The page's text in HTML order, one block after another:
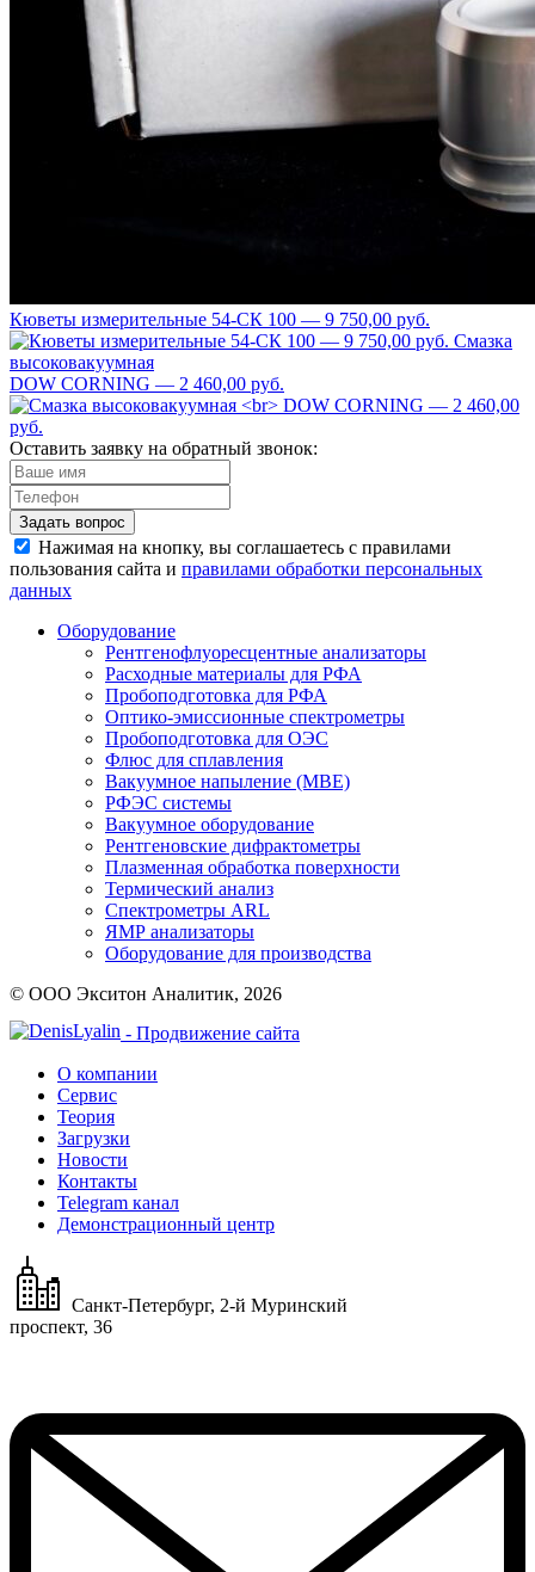
Кюветы измерительные 54-СК 100 — 9 750,00 руб.
Смазка
высоковакуумная
DOW CORNING — 2 460,00 руб.
Оставить заявку на обратный звонок:
Задать вопрос
Нажимая на кнопку, вы соглашаетесь с правилами
пользования сайта и правилами обработки персональных
данных
Оборудование
Рентгенофлуоресцентные анализаторы
Расходные материалы для РФА
Пробоподготовка для РФА
Оптико-эмиссионные спектрометры
Пробоподготовка для ОЭС
Флюс для сплавления
Вакуумное напыление (MBE)
РФЭС системы
Вакуумное оборудование
Рентгеновские дифрактометры
Плазменная обработка поверхности
Термический анализ
Спектрометры ARL
ЯМР анализаторы
Оборудование для производства
© ООО Экситон Аналитик, 2026
- Продвижение сайта
О компании
Сервис
Теория
Загрузки
Новости
Контакты
Telegram канал
Демонстрационный центр
Санкт-Петербург, 2-й Муринский
проспект, 36